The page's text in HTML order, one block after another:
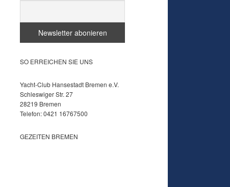
SO ERREICHEN SIE UNS
Yacht-Club Hansestadt Bremen e.V.
Schleswiger Str. 27
28219 Bremen
Telefon: 0421 16767500
GEZEITEN BREMEN